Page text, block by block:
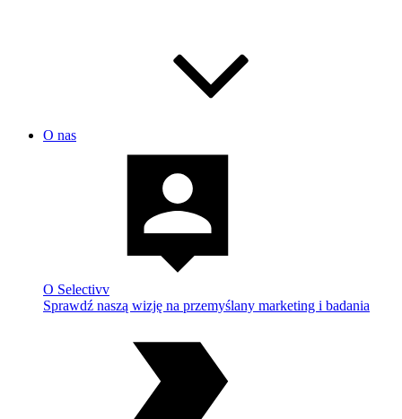
O nas
O Selectivv
Sprawdź naszą wizję na przemyślany marketing i badania